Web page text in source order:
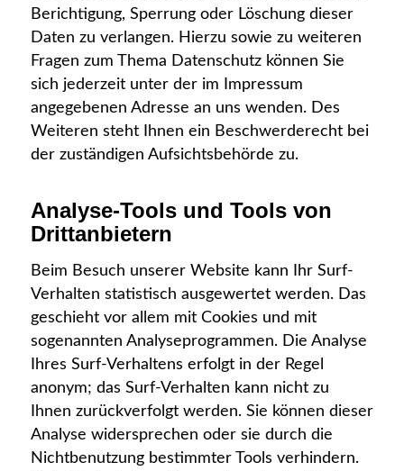
Berichtigung, Sperrung oder Löschung dieser
Daten zu verlangen. Hierzu sowie zu weiteren
Fragen zum Thema Datenschutz können Sie
sich jederzeit unter der im Impressum
angegebenen Adresse an uns wenden. Des
Weiteren steht Ihnen ein Beschwerderecht bei
der zuständigen Aufsichtsbehörde zu.
Analyse-Tools und Tools von
Drittanbietern
Beim Besuch unserer Website kann Ihr Surf-
Verhalten statistisch ausgewertet werden. Das
geschieht vor allem mit Cookies und mit
sogenannten Analyseprogrammen. Die Analyse
Ihres Surf-Verhaltens erfolgt in der Regel
anonym; das Surf-Verhalten kann nicht zu
Ihnen zurückverfolgt werden. Sie können dieser
Analyse widersprechen oder sie durch die
Nichtbenutzung bestimmter Tools verhindern.